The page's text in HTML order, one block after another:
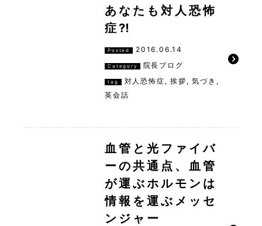
あなたも対人恐怖
症⁈
Posted 2016.06.14
Category 院長ブログ
tag 対人恐怖症 ,挨拶 ,気づき ,
英会話
血管と光ファイバ
ーの共通点、血管
が運ぶホルモンは
情報を運ぶメッセ
ンジャー